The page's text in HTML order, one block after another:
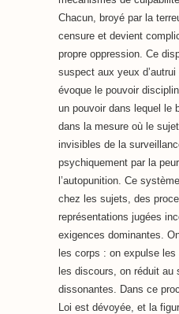
Chacun, broyé par la
censure et devient
propre oppression. Ce
suspect aux yeux
évoque le pouvoir
un pouvoir dans lequel le
dans la mesure où le
invisibles de la
psychiquement par la
l’autopunition. Ce
chez les sujets, des
représentations jugées
exigences dominantes.
les corps : on expulse
les discours, on réduit au
dissonantes. Dans ce
Loi est dévoyée, et la